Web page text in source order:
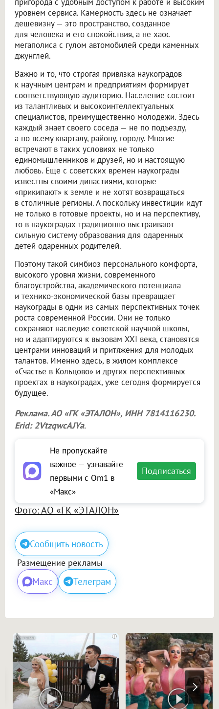
уровнем сервиса. Камерность здесь не означает
дешевизну — это пространство, созданное
для человека и его спокойствия, а не хаос
мегаполиса с гулом автомобилей среди каменных
джунглей.
Важно и то, что строгая привязка наукоградов
к научным центрам и предприятиям формирует
соответствующую аудиторию. Население состоит
из талантливых и высокоинтеллектуальных
специалистов, преимущественно молодежи. Здесь
каждый знает своего соседа — не по подъезду,
а по всему кварталу, району, городу. Многие
встречают в таких условиях не только
единомышленников и друзей, но и настоящую
любовь. Еще с советских времен наукограды
известны своими династиями, которые
«прикипают» к земле и не хотят возвращаться
в столичные регионы. А поскольку инвестиции идут
не только в готовые проекты, но и на перспективу,
то в наукоградах традиционно выстраивают
сильную систему образования для одаренных
детей одаренных родителей.
Поэтому такой симбиоз персонального комфорта,
высокого уровня жизни, современного
благоустройства, академического потенциала
и технико-экономической базы превращает
наукограды в одни из самых перспективных точек
роста современной России. Они не только
сохраняют наследие советской научной школы,
но и адаптируются к вызовам XXI века, становятся
центрами инноваций и притяжения для молодых
талантов. Именно здесь, в жилом комплексе
«Счастье в Кольцово» и других перспективных
проектах в наукоградах, уже сегодня формируется
будущее.
Реклама. АО «ГК «ЭТАЛОН», ИНН 7814116230.
Erid: 2VtzqwcAJYa.
Не пропускайте
важное — узнавайте
первыми с Om1 в
«Макс»
Подписаться
Фото: АО «ГК «ЭТАЛОН»
Сообщить новость
Размещение рекламы
Макс Телеграм
i